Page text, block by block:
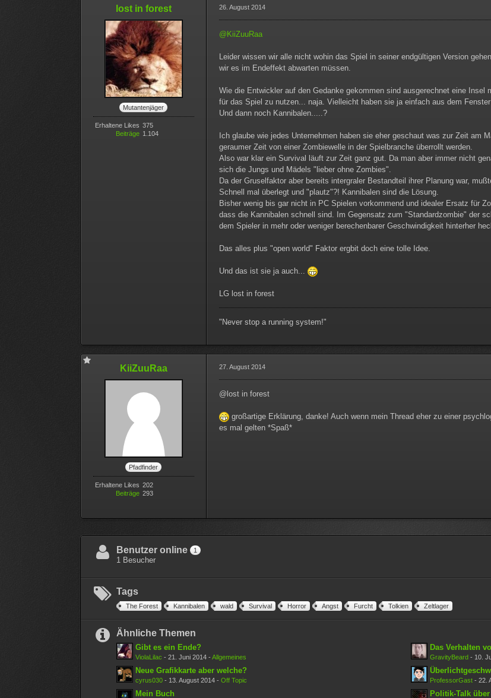
lost in forest
Mutantenjäger
Erhaltene Likes 375
Beiträge 1.104
26. August 2014
@KiiZuuRaa
Leider wissen wir alle nicht wohin das Spiel in seiner endgültigen Version
wir es im Endeffekt abwarten müssen.
Wie die Entwickler auf den Gedanke gekommen sind ausgerechnet eine
für das Spiel zu nutzen... naja. Vielleicht haben sie ja einfach aus dem
Und dann noch Kannibalen.....?
Ich glaube wie jedes Unternehmen haben sie eher geschaut was zur Zeit
geraumer Zeit von einer Zombiewelle in der Spielbranche überrollt werden.
Also war klar ein Survival läuft zur Zeit ganz gut. Da man aber immer nicht
sich die Jungs und Mädels "lieber ohne Zombies".
Da der Gruselfaktor aber bereits intergraler Bestandteil ihrer Planung war,
Schnell mal überlegt und "plautz"?! Kannibalen sind die Lösung.
Bisher wenig bis gar nicht in PC Spielen vorkommend und idealer Ersatz für
dass die Kannibalen schnell sind. Im Gegensatz zum "Standardzombie" der
dem Spieler in mehr oder weniger berechenbarer Geschwindigkeit hinterher
Das alles plus "open world" Faktor ergbit doch eine tolle Idee.
Und das ist sie ja auch...
LG lost in forest
"Never stop a running system!"
KiiZuuRaa
Pfadfinder
Erhaltene Likes 202
Beiträge 293
27. August 2014
@lost in forest
großartige Erklärung, danke! Auch wenn mein Thread eher zu einer
es mal gelten *Spaß*
Benutzer online 1
1 Besucher
Tags
The Forest Kannibalen wald Survival Horror Angst Furcht Tolkien Zeltlager
Ähnliche Themen
Gibt es ein Ende?
ViolaLilac - 21. Juni 2014- Allgemeines
Das Verhalten
GravityBeard - 10.
Neue Grafikkarte aber welche?
cyrus030- 13. August 2014- Off Topic ProfessorGast- 22.
Mein Buch Politik-Talk